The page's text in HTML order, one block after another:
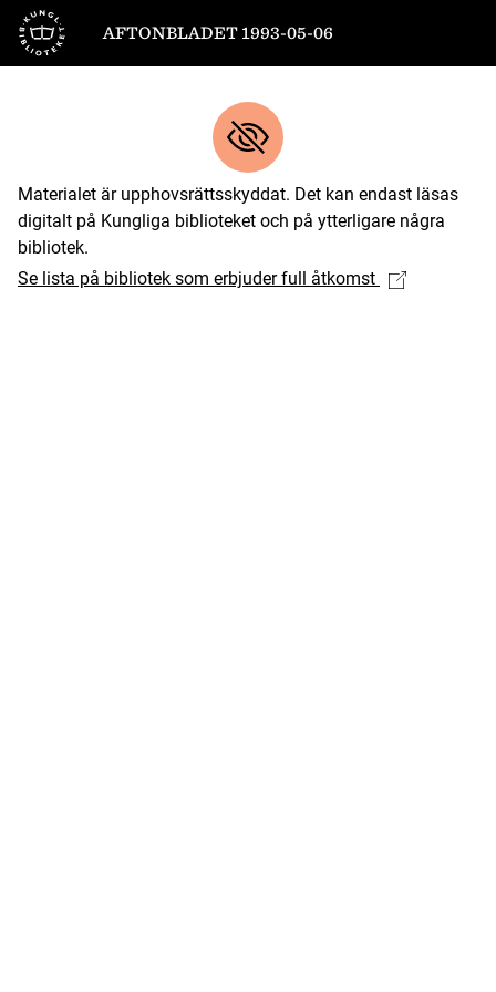
Till startsidan
AFTONBLADET 1993-05-06
Materialet är upphovsrättsskyddat. Det kan endast läsas
digitalt på Kungliga biblioteket och på ytterligare några
bibliotek.
Se lista på bibliotek som erbjuder full åtkomst